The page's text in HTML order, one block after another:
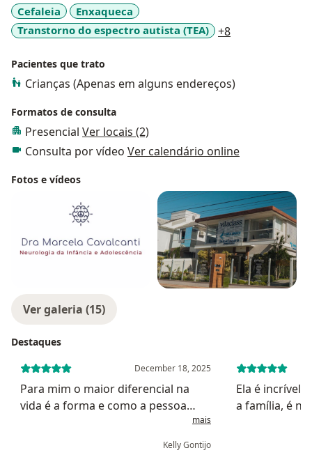
Tenho pós-graduação em Saúde Integrativa e Bem-
estar pelo Instituto de Ensino Albert Einstein - SP
Sou docente da Pós em Saúde Integrativa - Estudos
Avançados do Instituto Israelita Albert Einstein e
Afya Médica.
Concluí os cursos Básico e Avançado em Equoterapia
Curso Avançado de Equoterapia da ANDE (Associação
Nacional de Equoterapia).
Fui Neuropediatra do Ambulatório de Especialidades
Divino Braga, Prefeitura de Betim por 10 anos e
cooperada da UNIMED - BH por 15 anos.
Participei de Congressos Internacionais sobre TDAH
(Barcelona, Berlim, Canadá, Madri) e Congressos
Nacionais de Neurociência, Neurologia, Autismo e
Neuropediatria como palestrante.
Fui palestrante do evento Hacktown (Tecnologia,
Inovação) em Santa Rita do Sapucaí por 3 anos
Sou cofundadora do Asas e Ninhos com cursos e
Cefaleia
Enxaqueca
Transtorno do espectro autista (TEA)
+8
Pacientes que trato
Crianças (Apenas em alguns endereços)
Formatos de consulta
Presencial Ver locais (2)
Consulta por vídeo Ver calendário online
Fotos e vídeos
Ver galeria (15)
Destaques
December 18, 2025
Para mim o maior diferencial na
vida é a forma e como a pessoa
conquistou a exatamente 14 anos
atrás e nunca mais troquei de
mais
Kelly Gontijo
Ela é incrível
a família, é